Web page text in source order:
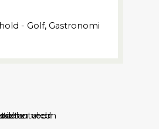
- Golf, Gastronomi